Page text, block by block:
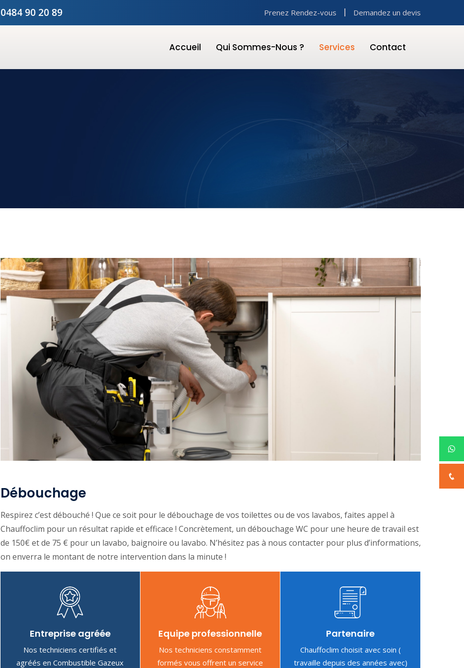
0484 90 20 89 Prenez Rendez-vous Demandez un devis
Accueil Qui Sommes-Nous ? Services Contact
Débouchage
Respirez c’est débouché ! Que ce soit pour le débouchage de vos toilettes ou de vos lavabos, faites appel à
Chauffoclim pour un résultat rapide et efficace ! Concrètement, un débouchage WC pour une heure de travail est
de 150€ et de 75 € pour un lavabo, baignoire ou lavabo. N’hésitez pas à nous contacter pour plus d’informations,
on enverra le montant de notre intervention dans la minute !
Entreprise agréée
Nos techniciens certifiés et
agréés en Combustible Gazeux
Equipe professionnelle
Nos techniciens constamment
formés vous offrent un service
Partenaire
Chauffoclim choisit avec soin (
travaille depuis des années avec)